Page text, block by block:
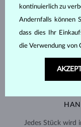
Jedes Stück wird
kontinuierlich zu
Andernfalls können
dass dies Ihr
die Verwendung von